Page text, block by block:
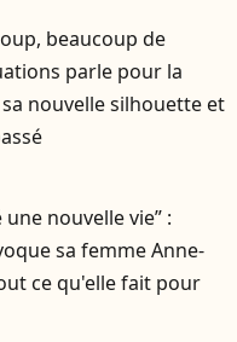
beaucoup de
parle pour la
nouvelle silhouette et
nouvelle vie” :
sa femme Anne-
ce qu'elle fait pour